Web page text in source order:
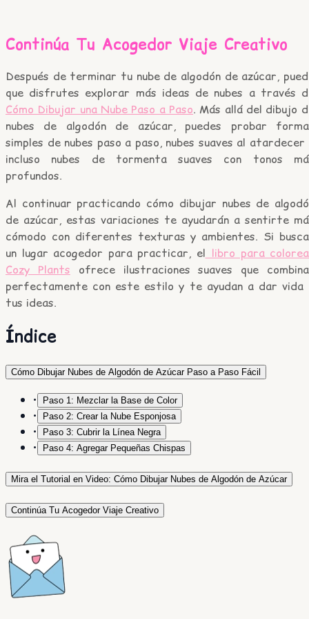
Continúa Tu Acogedor Viaje Creativo
Después de terminar tu nube de algodón de azúcar,
que disfrutes explorar más ideas de nubes a través
Cómo Dibujar una Nube Paso a Paso. Más allá del dibujo
nubes de algodón de azúcar, puedes probar
simples de nubes paso a paso, nubes suaves al atardecer
incluso nubes de tormenta suaves con tonos
profundos.
Al continuar practicando cómo dibujar nubes de
de azúcar, estas variaciones te ayudarán a sentirte
cómodo con diferentes texturas y ambientes. Si
un lugar acogedor para practicar, el libro para
Cozy Plants ofrece ilustraciones suaves que
perfectamente con este estilo y te ayudan a dar vida
tus ideas.
Índice
Cómo Dibujar Nubes de Algodón de Azúcar Paso a Paso Fácil
• Paso 1: Mezclar la Base de Color
• Paso 2: Crear la Nube Esponjosa
• Paso 3: Cubrir la Línea Negra
• Paso 4: Agregar Pequeñas Chispas
Mira el Tutorial en Video: Cómo Dibujar Nubes de Algodón de Azúcar
Continúa Tu Acogedor Viaje Creativo